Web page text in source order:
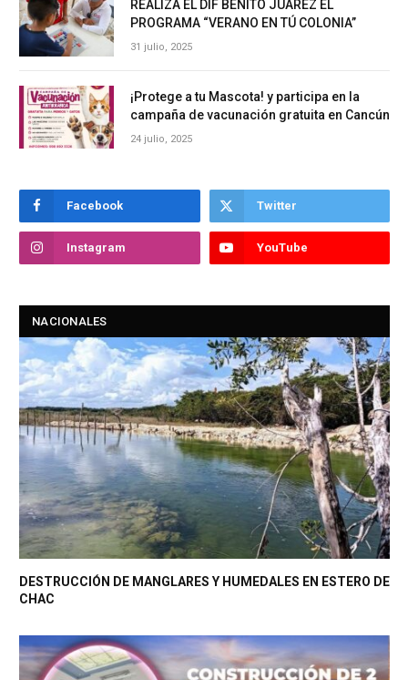
REALIZA EL DIF BENITO JUÁREZ EL
PROGRAMA “VERANO EN TÚ COLONIA”
31 julio, 2025
¡Protege a tu Mascota! y participa en la
campaña de vacunación gratuita en Cancún
24 julio, 2025
Facebook Twitter
Instagram YouTube
NACIONALES
DESTRUCCIÓN DE MANGLARES Y HUMEDALES EN ESTERO DE
CHAC